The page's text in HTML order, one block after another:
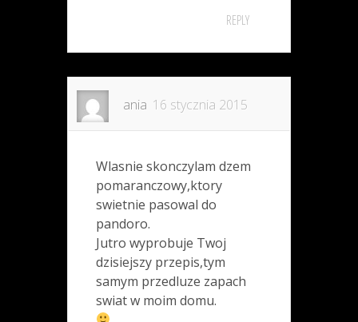
REPLY
ania 16 stycznia 2015
Wlasnie skonczylam dzem
pomaranczowy,ktory
swietnie pasowal do
pandoro.
Jutro wyprobuje Twoj
dzisiejszy przepis,tym
samym przedluze zapach
swiat w moim domu.